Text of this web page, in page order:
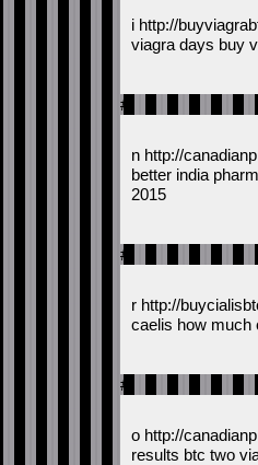
i http://
viagra days buy
#
n http://
better india
2015
#
r http://
caelis how much
#
o http://
results btc two